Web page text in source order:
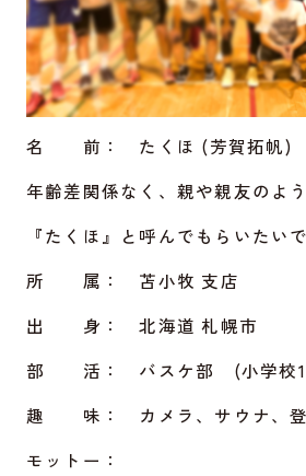
名 前： たくほ (芳賀拓帆)
年齢差関係なく、親や親友のよ
『たくほ』と呼んでもらいたい
所 属： 苫小牧 支店
出 身： 北海道 札幌市
部 活： バスケ部 (小学校1
趣 味： カメラ、サウナ、
モットー：